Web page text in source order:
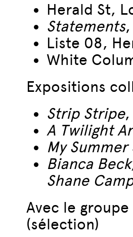
Herald St,
Statements,
Liste 08,
White
Expositions
Strip Stripe,
A Twilight
My Summer
Bianca
Shane
Avec le
(sélection)